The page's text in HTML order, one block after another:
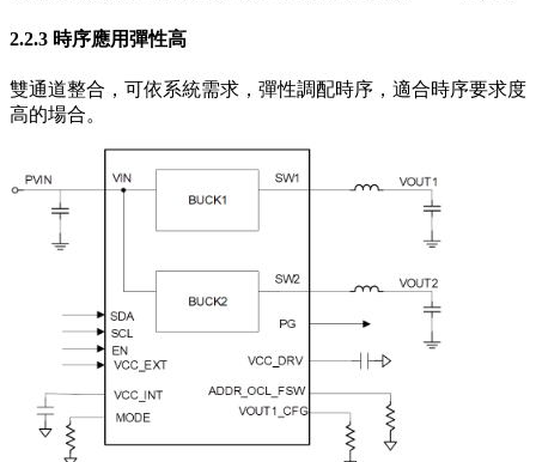
2.2.3 時序應用彈性高
雙通道整合，可依系統需求，彈性調配時序，適合時序要求度
高的場合。